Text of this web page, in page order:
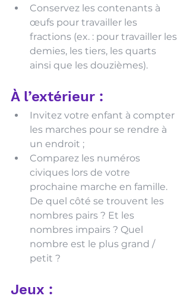
Conservez les contenants à
œufs pour travailler les
fractions (ex. : pour travailler les
demies, les tiers, les quarts
ainsi que les douzièmes).
À l’extérieur :
Invitez votre enfant à compter
les marches pour se rendre à
un endroit ;
Comparez les numéros
civiques lors de votre
prochaine marche en famille.
De quel côté se trouvent les
nombres pairs ? Et les
nombres impairs ? Quel
nombre est le plus grand /
petit ?
Jeux :